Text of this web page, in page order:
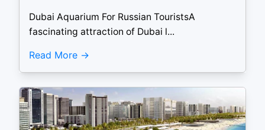
Dubai Aquarium For Russian TouristsA
fascinating attraction of Dubai l...
Read More